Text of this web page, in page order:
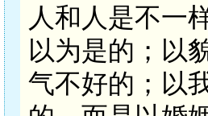
人和人是不一
以为是的；以
气不好的；以